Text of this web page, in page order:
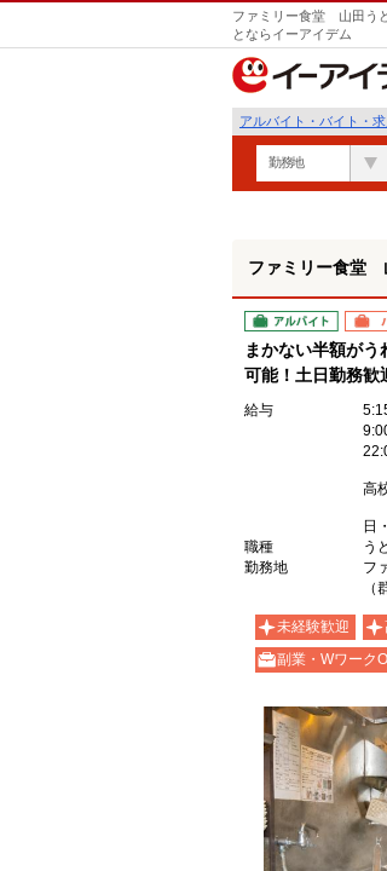
ファミリー食堂 山田う
とならイーアイデム
アルバイト・バイト・
勤務地
ファミリー食堂
アルバイト パート
まかない半額が
可能！土日勤務歓
給与
高
日
職種
う
勤務地
フ
未経験歓迎
副業・Wワーク